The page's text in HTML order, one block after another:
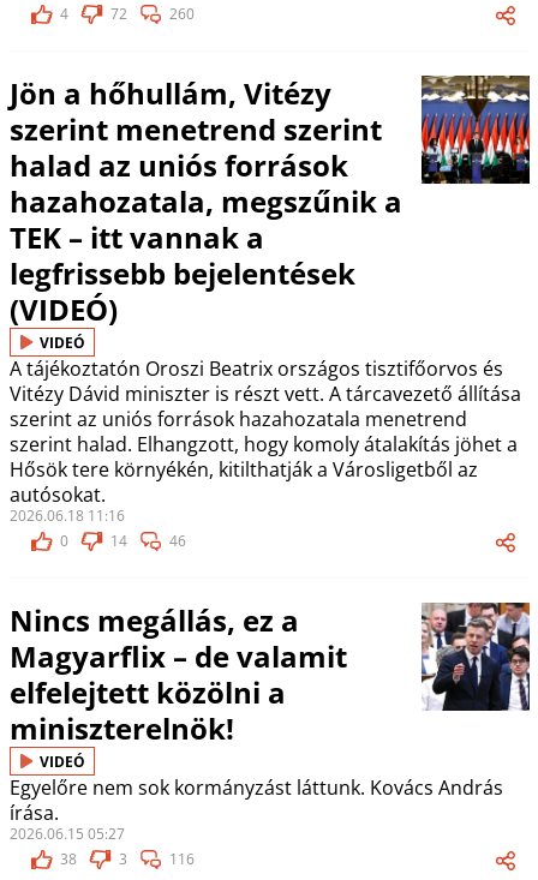
4
72 260
Jön a hőhullám, Vitézy
szerint menetrend szerint
halad az uniós források
hazahozatala, megszűnik a
TEK – itt vannak a
legfrissebb bejelentések
(VIDEÓ)
VIDEÓ
A tájékoztatón Oroszi Beatrix országos tisztifőorvos és
Vitézy Dávid miniszter is részt vett. A tárcavezető állítása
szerint az uniós források hazahozatala menetrend
szerint halad. Elhangzott, hogy komoly átalakítás jöhet a
Hősök tere környékén, kitilthatják a Városligetből az
autósokat.
2026.06.18 11:16
0
14 46
Nincs megállás, ez a
Magyarflix – de valamit
elfelejtett közölni a
miniszterelnök!
VIDEÓ
Egyelőre nem sok kormányzást láttunk. Kovács András
írása.
2026.06.15 05:27
38
3 116